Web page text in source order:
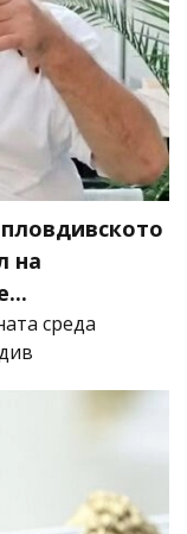
на
среда